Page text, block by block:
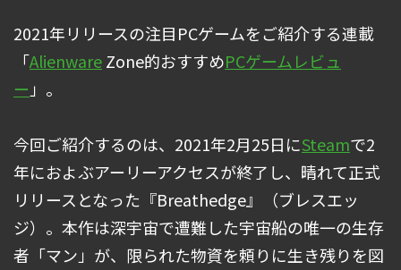
2021年リリースの注目PCゲームをご紹介する連載
「AlienwareZone的おすすめPCゲームレビュ
ー」。
今回ご紹介するのは、2021年2月25日にSteamで2
年におよぶアーリーアクセスが終了し、晴れて正式
リリースとなった『Breathedge』（ブレスエッ
ジ）。本作は深宇宙で遭難した宇宙船の唯一の生存
者「マン」が、限られた物資を頼りに生き残りを図